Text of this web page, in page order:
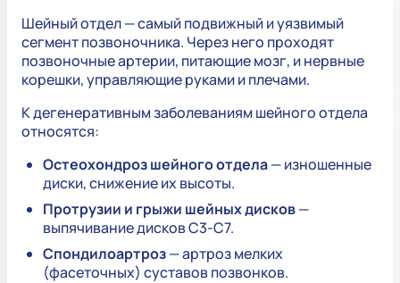
Шейный отдел — самый подвижный и уязвимый
сегмент позвоночника. Через него проходят
позвоночные артерии, питающие мозг, и нервные
корешки, управляющие руками и плечами.
К дегенеративным заболеваниям шейного отдела
относятся:
Остеохондроз шейного отдела— изношенные
диски, снижение их высоты.
Протрузии и грыжи шейных дисков—
выпячивание дисков C3-C7.
Спондилоартроз— артроз мелких
(фасеточных) суставов позвонков.